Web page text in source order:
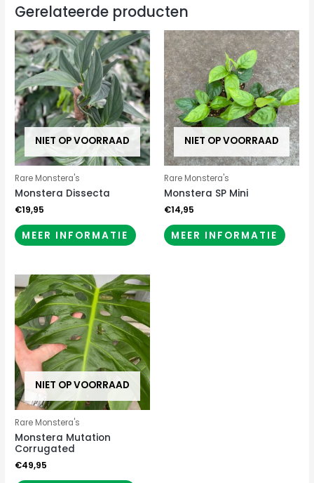
Gerelateerde producten
NIET OP VOORRAAD
Rare Monstera's
Monstera Dissecta
€19,95
MEER INFORMATIE
NIET OP VOORRAAD
Rare Monstera's
Monstera SP Mini
€14,95
MEER INFORMATIE
NIET OP VOORRAAD
Rare Monstera's
Monstera Mutation
Corrugated
€49,95